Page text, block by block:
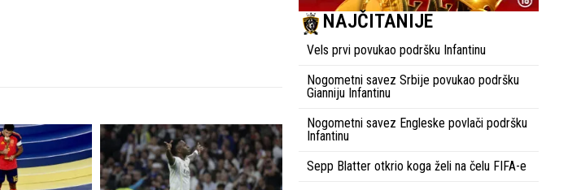
NAJČITANIJE
Vels prvi povukao podršku Infantinu
Nogometni savez Srbije povukao podršku
Gianniju Infantinu
Nogometni savez Engleske povlači podršku
Infantinu
Sepp Blatter otkrio koga želi na čelu FIFA-e